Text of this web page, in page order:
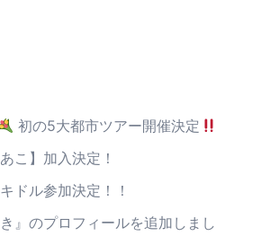
初の5大都市ツアー開催決定
こ】加入決定！
ドル参加決定！！
』のプロフィールを追加しまし